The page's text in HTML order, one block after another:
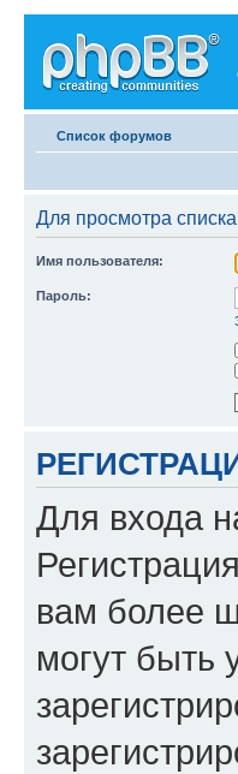
Список форумов
Для просмотра
Имя пользователя:
Пароль:
Для входа
вам более
могут быть